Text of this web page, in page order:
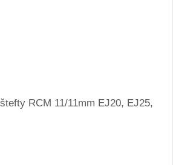
RCM 11/11mm EJ20, EJ25,